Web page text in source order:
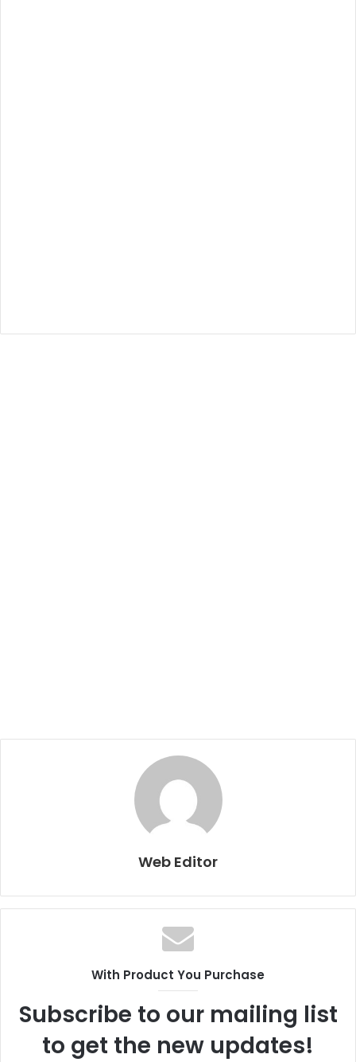
Web Editor
With Product You Purchase
Subscribe to our mailing list
to get the new updates!